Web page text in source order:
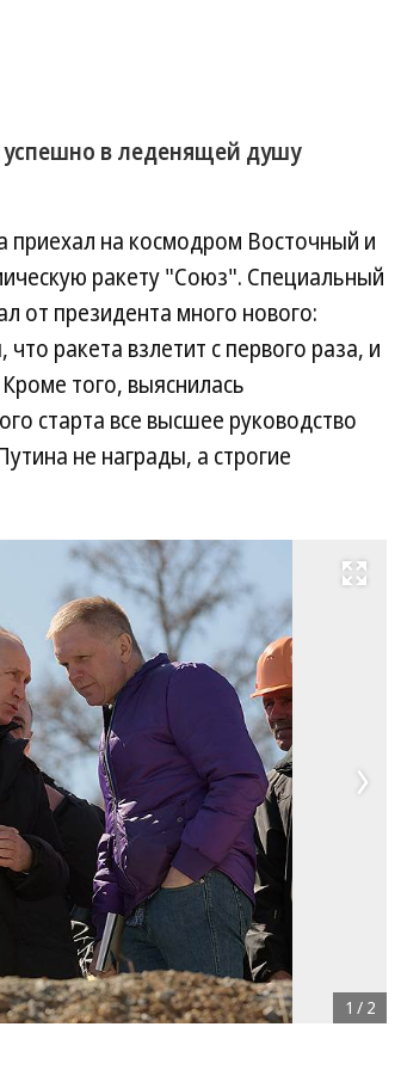
успешно в леденящей душу
приехал на космодром Восточный и
ракету "Союз". Специальный
президента много нового:
ракета взлетит с первого раза, и
того, выяснилась
старта все высшее руководство
не награды, а строгие
Развернуть на весь экран
1 / 2